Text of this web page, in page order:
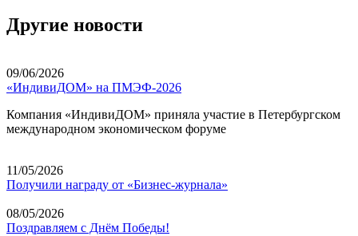
Другие новости
09/06/2026
«ИндивиДОМ» на ПМЭФ-2026
Компания «ИндивиДОМ» приняла участие в Петербургском
международном экономическом форуме
11/05/2026
Получили награду от «Бизнес-журнала»
08/05/2026
Поздравляем с Днём Победы!